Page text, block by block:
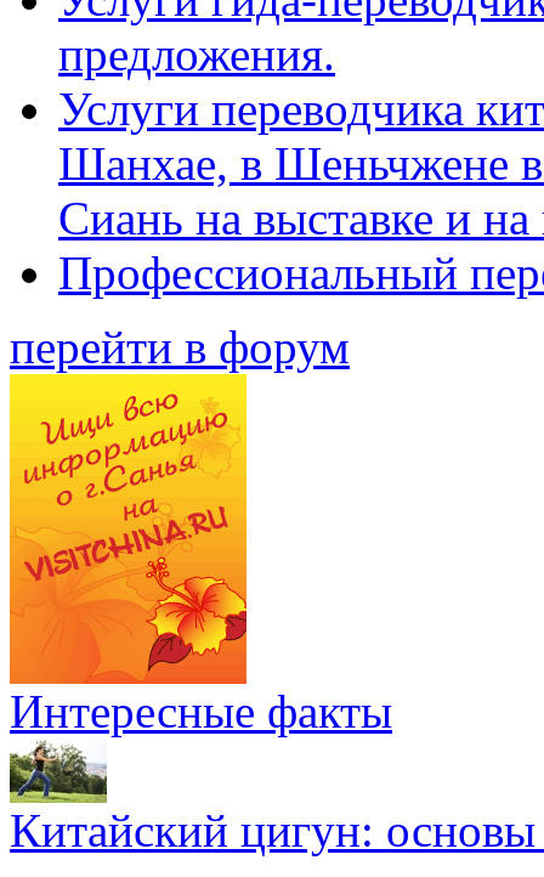
предложения.
Услуги переводчика
Шанхае, в Шеньчжене
Сиань на выставке и
Профессиональный
перейти в форум
Интересные факты
Китайский цигун: